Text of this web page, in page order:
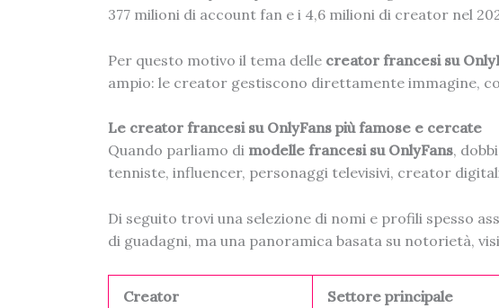
377 milioni di account fan e i 4,6 milioni di creator nel
Per questo motivo il tema delle creator francesi su
ampio: le creator gestiscono direttamente immagine,
Le creator francesi su OnlyFans più famose e cercate
Quando parliamo di modelle francesi su OnlyFans,
tenniste, influencer, personaggi televisivi, creator
Di seguito trovi una selezione di nomi e profili spesso
di guadagni, ma una panoramica basata su notorietà,
Creator Settore principale